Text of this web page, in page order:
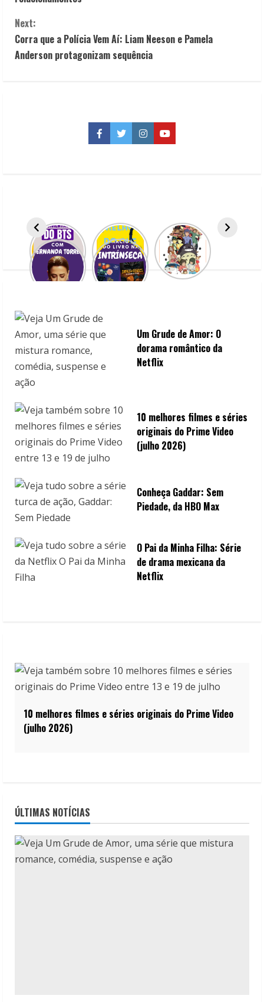
n
t
g
Next:
Corra que a Polícia Vem Aí: Liam Neeson e Pamela
Anderson protagonizam sequência
Facebook
TwitterInstagramYouTube
Um Grude de Amor: O
dorama romântico da
Netflix
10 melhores filmes e séries
originais do Prime Video
(julho 2026)
Conheça Gaddar: Sem
Piedade, da HBO Max
O Pai da Minha Filha: Série
de drama mexicana da
Netflix
10 melhores filmes e séries originais do Prime Video
(julho 2026)
ÚLTIMAS NOTÍCIAS